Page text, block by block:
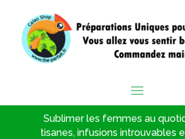
Sublimer les femmes au
tisanes, infusions introuvables